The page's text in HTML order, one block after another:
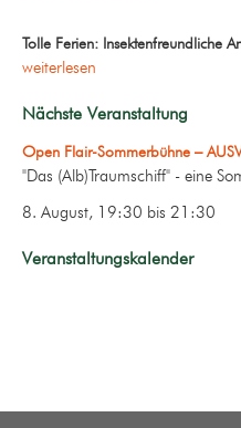
Tolle Ferien: Insektenfreundliche
weiterlesen
Nächste Veranstaltung
Open Flair-Sommerbühne –
"Das (Alb)Traumschiff" - eine
8. August, 19:30 bis 21:30
Veranstaltungskalender